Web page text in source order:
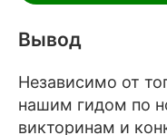
Вывод
Независимо от
нашим гидом по
викторинам и